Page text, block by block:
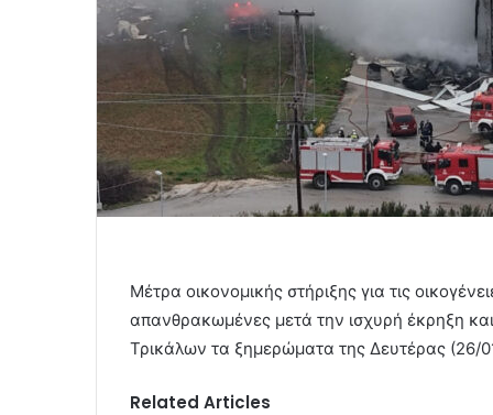
Μέτρα οικονομικής στήριξης για τις
απανθρακωμένες μετά την ισχυρή έκρηξη
Τρικάλων τα ξημερώματα της Δευτέρας (26/
Related Articles